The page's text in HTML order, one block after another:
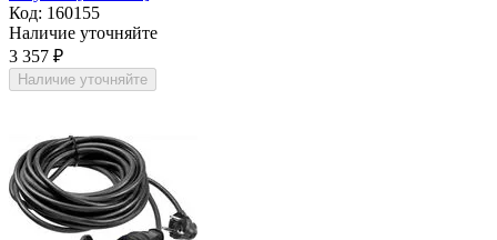
Код: 160155
Наличие уточняйте
3 357 ₽
Наличие уточняйте